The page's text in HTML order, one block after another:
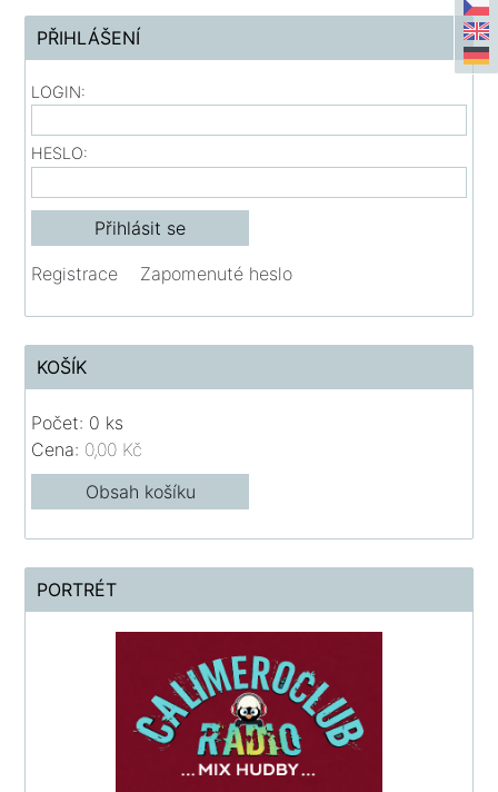
PŘIHLÁŠENÍ
LOGIN:
HESLO:
Registrace Zapomenuté heslo
KOŠÍK
Počet: 0 ks
Cena: 0,00 Kč
Obsah košíku
PORTRÉT